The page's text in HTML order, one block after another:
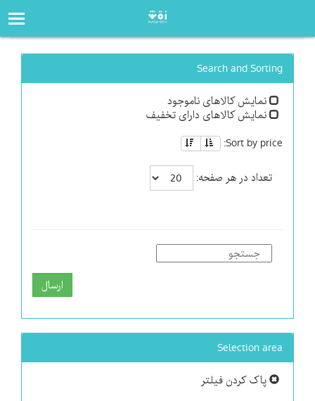
Search and Sorting
نمایش کالاهای ناموجود
نمایش کالاهای دارای تخفیف
Sort by price:
تعداد در هر صفحه:
ارسال
Selection area
پاک کردن فیلتر